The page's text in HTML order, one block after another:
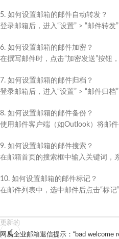
5. 如何设置邮箱的邮件自动转发？
登录邮箱后，进入“设置” > “邮件转
6. 如何设置邮箱的邮件加密？
在撰写邮件时，点击“加密发送”按钮
7. 如何设置邮箱的邮件归档？
登录邮箱后，进入“设置” > “邮件归
8. 如何设置邮箱的邮件备份？
使用邮件客户端（如Outlook）将邮
9. 如何设置邮箱的邮件搜索？
在邮箱首页的搜索框中输入关键词，
10. 如何设置邮箱的邮件标记？
在邮件列表中，选中邮件后点击“标
更新的
网易企业邮箱退信提示：“bad welcome